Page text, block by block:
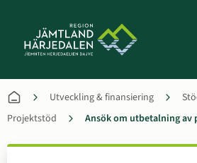
Utveckling & finansiering
Projektstöd
Ansök om utbetalning av